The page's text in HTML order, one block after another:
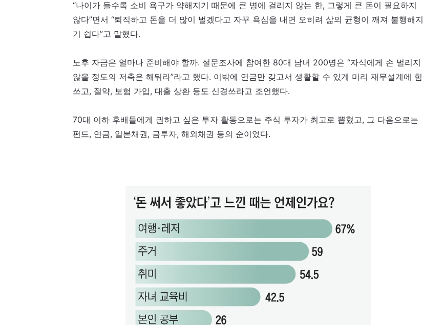
“나이가 들수록 소비 욕구가 약해지기 때문에 큰 병에 걸리지 않는 한, 그렇게 큰 돈이 필요하지
않다”면서 “퇴직하고 돈을 더 많이 벌겠다고 자꾸 욕심을 내면 오히려 삶의 균형이 깨져 불행해지
기 쉽다”고 말했다.
노후 자금은 얼마나 준비해야 할까. 설문조사에 참여한 80대 남녀 200명은 “자식에게 손 벌리지
않을 정도의 저축은 해둬라”라고 했다. 이밖에 연금만 갖고서 생활할 수 있게 미리 재무설계에 힘
쓰고, 절약, 보험 가입, 대출 상환 등도 신경쓰라고 조언했다.
70대 이하 후배들에게 권하고 싶은 투자 활동으로는 주식 투자가 최고로 뽑혔고, 그 다음으로는
펀드, 연금, 일본채권, 금투자, 해외채권 등의 순이었다.